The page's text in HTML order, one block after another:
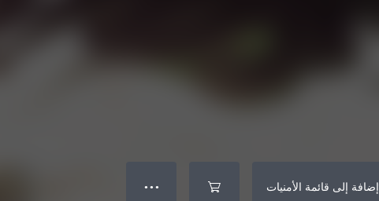
إضافة إلى قائمة الأمنيات ● ● ●